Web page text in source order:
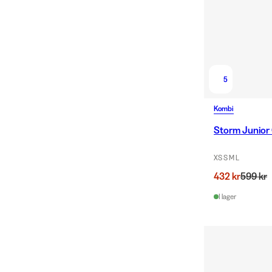
5
Kombi
Storm Junior
XS S M L
432 kr599 kr
I lager